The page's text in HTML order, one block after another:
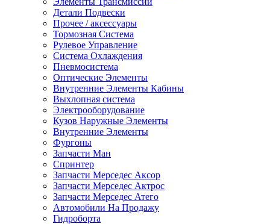
Детали Подвески
Прочее / аксессуары
Тормозная Система
Рулевое Управление
Система Охлаждения
Пневмосистема
Оптические Элементы
Внутренние Элементы Кабины
Выхлопная система
Электрооборудование
Кузов Наружные Элементы
Внутренние Элементы
Фургоны
Запчасти Ман
Спринтер
Запчасти Мерседес Аксор
Запчасти Мерседес Актрос
Запчасти Мерседес Атего
Автомобили На Продажу
Гидроборта